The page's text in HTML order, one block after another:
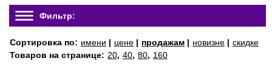
Фильтр:
Сортировка по: имени | цене | продажам | новизне | скидке
Товаров на странице: 20, 40, 80, 160